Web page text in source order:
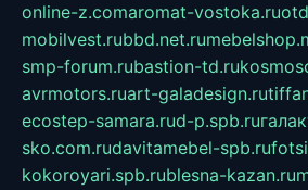
online-z.comaromat-vostoka.ru
mobilvest.rubbd.net.ru
smp-forum.rubastion-td.ru
avrmotors.ruart-galadesign.ru
ecostep-samara.rud-p.spb.ru
sko.com.rudavitamebel-spb.ru
kokoroyari.spb.rublesna-kazan.ru